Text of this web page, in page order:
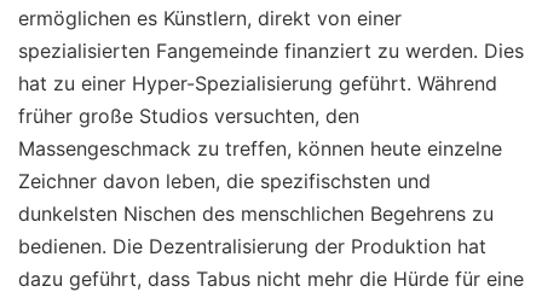
ermöglichen es Künstlern, direkt von einer
spezialisierten Fangemeinde finanziert zu werden. Dies
hat zu einer Hyper-Spezialisierung geführt. Während
früher große Studios versuchten, den
Massengeschmack zu treffen, können heute einzelne
Zeichner davon leben, die spezifischsten und
dunkelsten Nischen des menschlichen Begehrens zu
bedienen. Die Dezentralisierung der Produktion hat
dazu geführt, dass Tabus nicht mehr die Hürde für eine